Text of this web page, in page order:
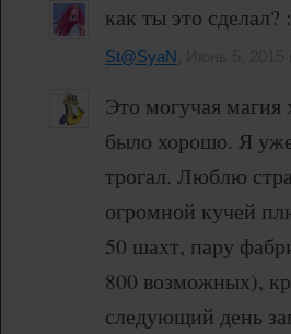
как ты это сделал?
St@SyaN
Это могучая
было хорошо. Я
трогал. Люблю
огромной кучей
50 шахт, пару
800 возможных),
следующий день